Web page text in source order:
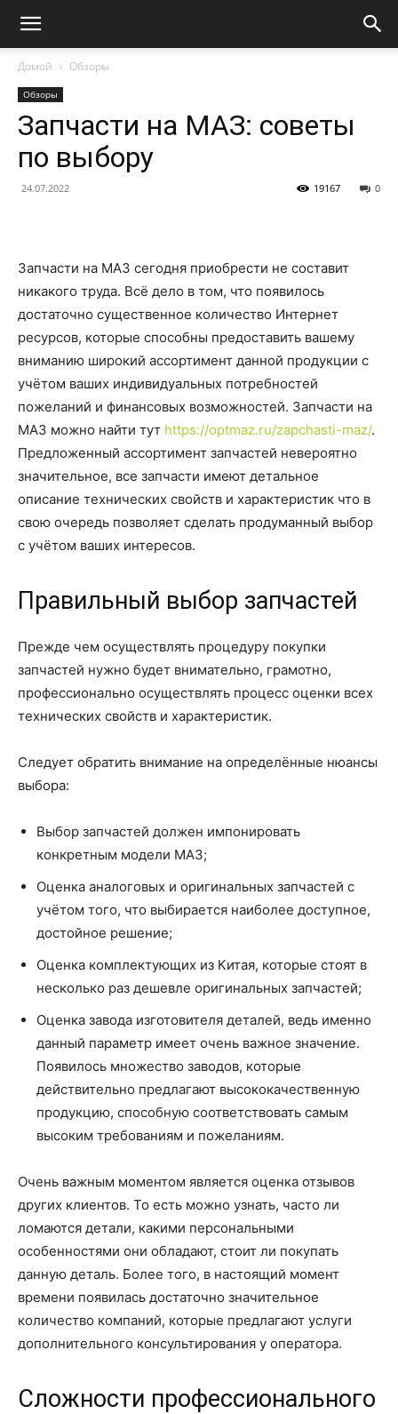
Домой Обзоры
Обзоры
Запчасти на МАЗ: советы
по выбору
24.07.2022 0
19167
Запчасти на МАЗ сегодня приобрести не составит
никакого труда. Всё дело в том, что появилось
достаточно существенное количество Интернет
ресурсов, которые способны предоставить вашему
вниманию широкий ассортимент данной продукции с
учётом ваших индивидуальных потребностей
пожеланий и финансовых возможностей. Запчасти на
МАЗ можно найти тут https://optmaz.ru/zapchasti-maz/.
Предложенный ассортимент запчастей невероятно
значительное, все запчасти имеют детальное
описание технических свойств и характеристик что в
свою очередь позволяет сделать продуманный выбор
с учётом ваших интересов.
Правильный выбор запчастей
Прежде чем осуществлять процедуру покупки
запчастей нужно будет внимательно, грамотно,
профессионально осуществлять процесс оценки всех
технических свойств и характеристик.
Следует обратить внимание на определённые нюансы
выбора:
Выбор запчастей должен импонировать
конкретным модели МАЗ;
Оценка аналоговых и оригинальных запчастей с
учётом того, что выбирается наиболее доступное,
достойное решение;
Оценка комплектующих из Китая, которые стоят в
несколько раз дешевле оригинальных запчастей;
Оценка завода изготовителя деталей, ведь именно
данный параметр имеет очень важное значение.
Появилось множество заводов, которые
действительно предлагают высококачественную
продукцию, способную соответствовать самым
высоким требованиям и пожеланиям.
Очень важным моментом является оценка отзывов
других клиентов. То есть можно узнать, часто ли
ломаются детали, какими персональными
особенностями они обладают, стоит ли покупать
данную деталь. Более того, в настоящий момент
времени появилась достаточно значительное
количество компаний, которые предлагают услуги
дополнительного консультирования у оператора.
Сложности профессионального